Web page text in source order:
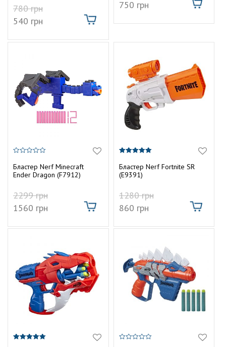
780грн
540 грн
750 грн
з
5
Бластер Nerf Minecraft
Ender Dragon (F7912)
2299грн
1560 грн
з 5
Бластер Nerf Fortnite SR
(E9391)
1280грн
860 грн